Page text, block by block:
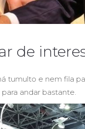
de
tumulto e nem fila
andar bastante.